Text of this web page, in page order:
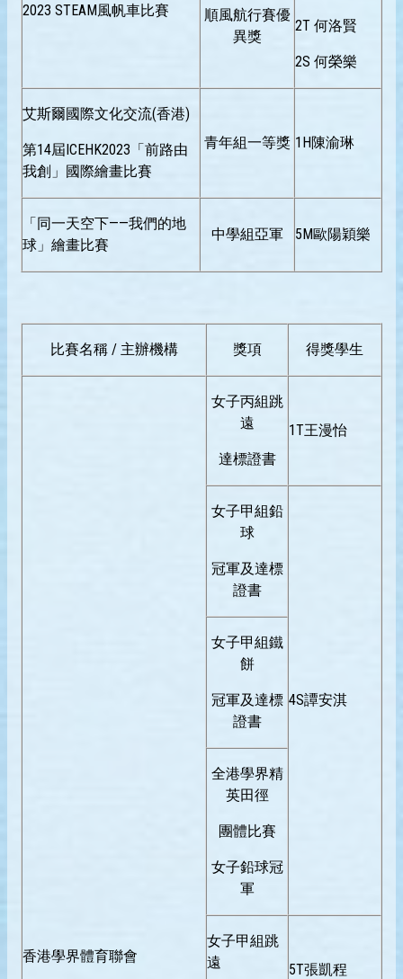
2023 STEAM風帆車比賽
順風航行賽優
異獎
2T 何洛賢
2S 何榮樂
艾斯爾國際文化交流(香港)
第14屆ICEHK2023「前路由
我創」國際繪畫比賽
青年組一等獎 1H陳渝琳
「同一天空下——我們的地
球」繪畫比賽
中學組亞軍 5M歐陽穎樂
比賽名稱 / 主辦機構 獎項 得獎學生
香港學界體育聯會
女子丙組跳
遠
達標證書
1T王漫怡
女子甲組鉛
球
冠軍及達標
證書
4S譚安淇
女子甲組鐵
餅
冠軍及達標
證書
全港學界精
英田徑
團體比賽
女子鉛球冠
軍
女子甲組跳
遠
5T張凱程